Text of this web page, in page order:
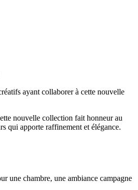
ayant collaborer à cette nouvelle
nouvelle collection fait honneur au
qui apporte raffinement et élégance.
une chambre, une ambiance campagne